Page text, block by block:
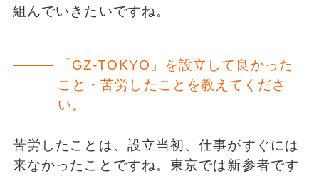
組んでいきたいですね。
「GZ-TOKYO」を設立して良かった
こと・苦労したことを教えてくださ
い。
苦労したことは、設立当初、仕事がすぐには
来なかったことですね。東京では新参者です